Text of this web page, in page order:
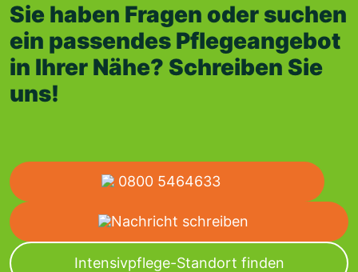
Sie haben Fragen oder suchen
ein passendes Pflegeangebot
in Ihrer Nähe? Schreiben Sie
uns!
0800 5464633
Nachricht schreiben
Intensivpflege-Standort finden